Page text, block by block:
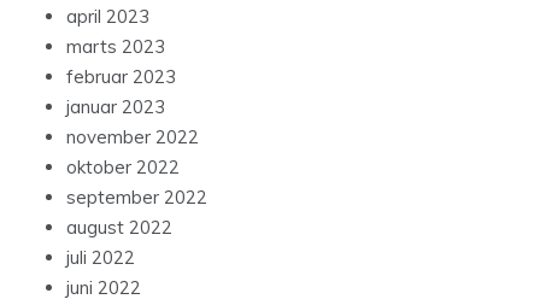
april 2023
marts 2023
februar 2023
januar 2023
november 2022
oktober 2022
september 2022
august 2022
juli 2022
juni 2022